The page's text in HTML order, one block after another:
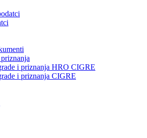
i priznanja HRO CIGRE
i priznanja CIGRE